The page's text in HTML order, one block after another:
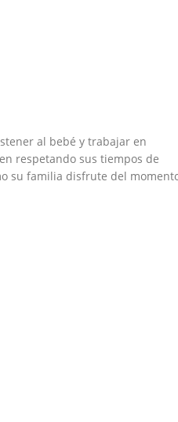
al bebé y trabajar en
respetando sus tiempos de
su familia disfrute del